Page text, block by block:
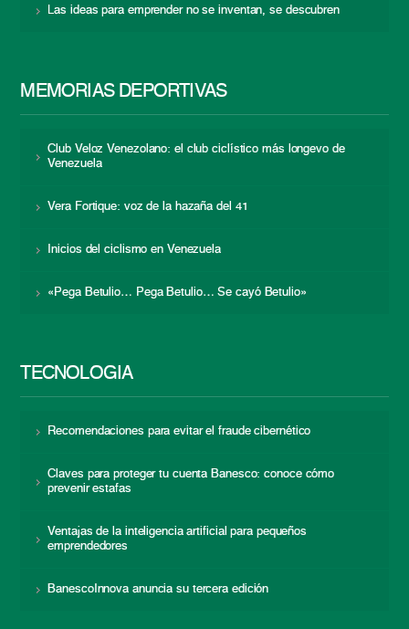
Las ideas para emprender no se inventan, se descubren
MEMORIAS DEPORTIVAS
Club Veloz Venezolano: el club ciclístico más longevo de
Venezuela
Vera Fortique: voz de la hazaña del 41
Inicios del ciclismo en Venezuela
«Pega Betulio… Pega Betulio… Se cayó Betulio»
TECNOLOGÍA
Recomendaciones para evitar el fraude cibernético
Claves para proteger tu cuenta Banesco: conoce cómo
prevenir estafas
Ventajas de la inteligencia artificial para pequeños
emprendedores
BanescoInnova anuncia su tercera edición